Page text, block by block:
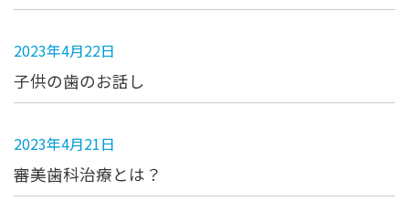
2023年4月22日
子供の歯のお話し
2023年4月21日
審美歯科治療とは？